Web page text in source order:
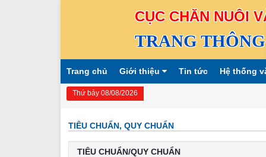
CỤC CHĂN NUÔI
TRANG
Trang chủ Giới thiệu Tin tức Hệ thống
Thứ bảy 08/08/2026
TIÊU CHUẨN, QUY CHUẨN
TIÊU CHUẨN/QUY CHUẨN